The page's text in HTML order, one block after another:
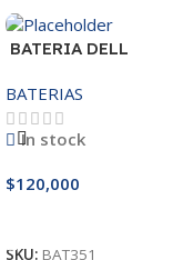
BATERIA DELL
3521/5421/3425
BATERIAS
In stock
$120,000
SKU: BAT351